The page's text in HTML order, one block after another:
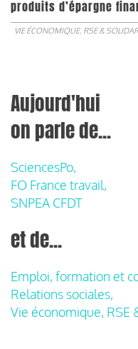
produits d’épargne
VIE ÉCONOMIQUE, RSE &
Aujourd'hui
on parle de...
SciencesPo,
FO France travail,
SNPEA CFDT
et de...
Emploi, formation et
Relations sociales,
Vie économique, RSE